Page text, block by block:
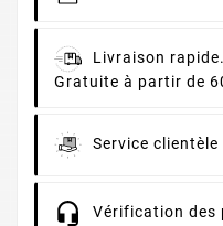
Livraison
Gratuite à partir de
Service
Vérification des